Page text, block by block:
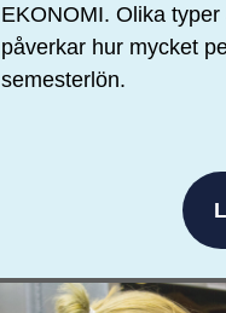
EKONOMI. Olika
påverkar hur mycket
semesterlön.